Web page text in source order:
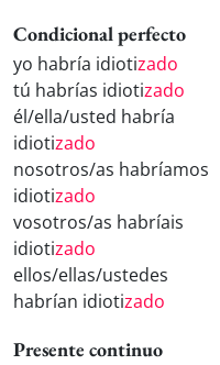
Condicional perfecto
yo habría idiotizado
tú habrías idiotizado
él/ella/usted habría
idiotizado
nosotros/as habríamos
idiotizado
vosotros/as habríais
idiotizado
ellos/ellas/ustedes
habrían idiotizado
Presente continuo